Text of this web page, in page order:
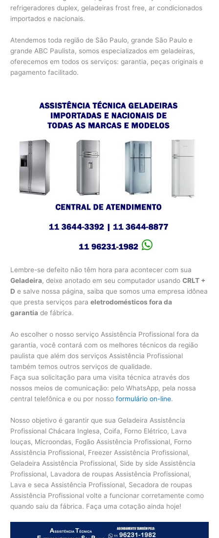
refrigeradores duplex, geladeiras frost free, ar condicionados
importados e nacionais.
Atendemos toda região de São Paulo, grande São Paulo e
grande ABC Paulista, somos especializados em geladeiras,
oferecemos em todos os serviços: garantia, peças originais e
pagamento facilitado.
Lembre-se defeito não têm hora para acontecer com sua
Geladeira, deixe anotado em seu computador usandoCRLT +
D e salve nossa página, saiba que somos uma empresa idônea
que presta serviços paraeletrodomésticos fora da
garantia de fábrica.
Ao escolher o nosso serviço Assistência Profissional fora da
garantia, você contará com os melhores técnicos da região
paulista que além dos serviços Assistência Profissional
também temos outros serviços de qualidade.
Faça sua solicitação para uma visita técnica através dos
nossos meios de comunicação: pelo WhatsApp, pela nossa
central telefônica e ou por nossoformulário on-line.
Nosso objetivo é garantir que sua Geladeira Assistência
Profissional Chácara Inglesa, Coifa, Forno Elétrico, Lava
louças, Microondas, Fogão Assistência Profissional, Forno
Assistência Profissional, Freezer Assistência Profissional,
Geladeira Assistência Profissional, Side by side Assistência
Profissional, Lavadora de roupas Assistência Profissional,
Lava e seca Assistência Profissional, Secadora de roupas
Assistência Profissional volte a funcionar corretamente como
quando saiu da fábrica. Faça uma cotação ainda hoje!